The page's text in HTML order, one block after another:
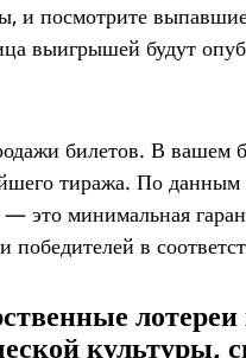
и посмотрите
выигрышей будут
билетов. В вашем
тиража. По
это минимальная
победителей в
культуры,